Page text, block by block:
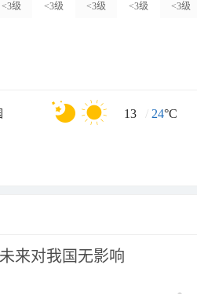
<3级 <3级 <3级 <3级 <3级
13 / 24°C
来对我国无影响